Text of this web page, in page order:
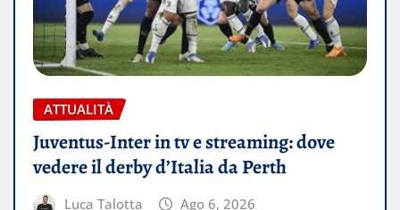
ATTUALITÀ
Juventus-Inter in tv e streaming: dove
vedere il derby d’Italia da Perth
Luca Talotta Ago 6, 2026